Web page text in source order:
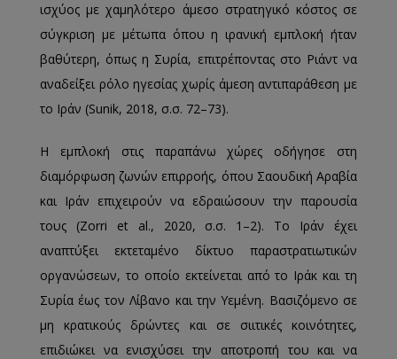
ισχύος με χαμηλότερο άμεσο στρατηγικό κόστος σε
σύγκριση με μέτωπα όπου η ιρανική εμπλοκή ήταν
βαθύτερη, όπως η Συρία, επιτρέποντας στο Ριάντ να
αναδείξει ρόλο ηγεσίας χωρίς άμεση αντιπαράθεση με
το Ιράν (Sunik, 2018, σ.σ. 72–73).
Η εμπλοκή στις παραπάνω χώρες οδήγησε στη
διαμόρφωση ζωνών επιρροής, όπου Σαουδική Αραβία
και Ιράν επιχειρούν να εδραιώσουν την παρουσία
τους (Zorri et al., 2020, σ.σ. 1–2). Το Ιράν έχει
αναπτύξει εκτεταμένο δίκτυο παραστρατιωτικών
οργανώσεων, το οποίο εκτείνεται από το Ιράκ και τη
Συρία έως τον Λίβανο και την Υεμένη. Βασιζόμενο σε
μη κρατικούς δρώντες και σε σιιτικές κοινότητες,
επιδιώκει να ενισχύσει την αποτροπή του και να